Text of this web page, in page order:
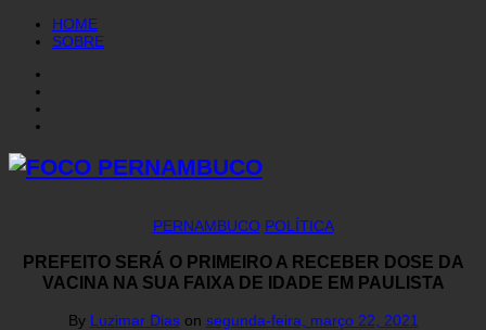
HOME
SOBRE
PERNAMBUCO POLÍTICA
PREFEITO SERÁ O PRIMEIRO A RECEBER DOSE DA
VACINA NA SUA FAIXA DE IDADE EM PAULISTA
By Luzimar Dias on segunda-feira, março 22, 2021